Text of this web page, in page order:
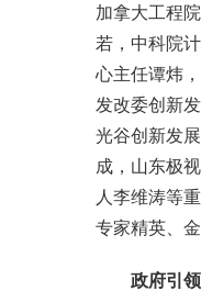
加拿大工程
若，中科院
心主任谭炜
发改委创新
光谷创新发
成，山东极
人李维涛等
专家精英、
政府引